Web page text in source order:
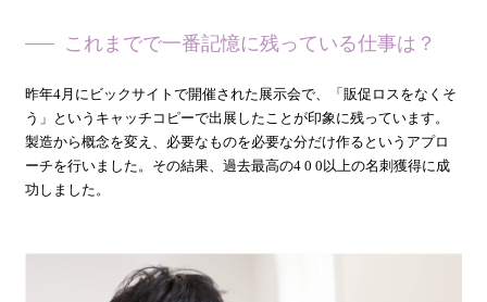
―― これまでで一番記憶に残っている仕事は？
昨年4月にビックサイトで開催された展示会で、「販促ロスをなくそ
う」というキャッチコピーで出展したことが印象に残っています。
製造から概念を変え、必要なものを必要な分だけ作るというアプロ
ーチを行いました。その結果、過去最高の4 0 0以上の名刺獲得に成
功しました。